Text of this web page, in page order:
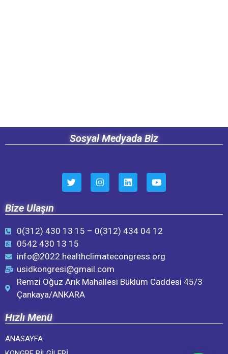
Sosyal Medyada Biz
Bize Ulaşın
0(312) 430 13 15 – 0(312) 434 04 12
0542 430 13 15
info@2022.healthclimatecongress.org
usidkongresi@gmail.com
Remzi Oğuz Arık Mahallesi Büklüm Caddesi 45/3
Çankaya/ANKARA
Hızlı Menü
ANASAYFA